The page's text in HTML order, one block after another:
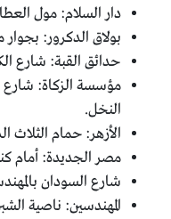
دار السلام: مول
بولاق الدكرور:
حدائق القبة: شارع
مؤسسة الزكاة: شارع
النخل.
الأزهر: حمام الثلاث
مصر الجديدة: أمام
شارع السودان
المهندسين: ناصية